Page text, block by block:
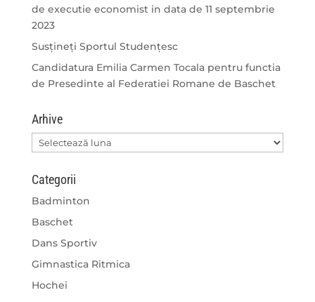
de executie economist in data de 11 septembrie
2023
Susțineți Sportul Studențesc
Candidatura Emilia Carmen Tocala pentru functia
de Presedinte al Federatiei Romane de Baschet
Arhive
Arhive
Categorii
Badminton
Baschet
Dans Sportiv
Gimnastica Ritmica
Hochei